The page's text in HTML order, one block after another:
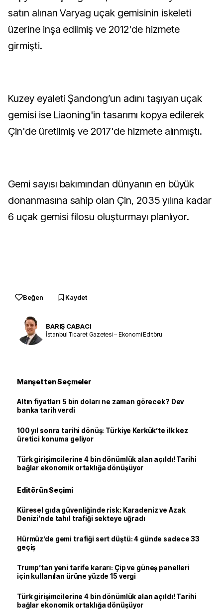
satın alınan Varyag uçak gemisinin iskeleti
üzerine inşa edilmiş ve 2012'de hizmete
girmişti.
Kuzey eyaleti Şandong’un adını taşıyan uçak
gemisi ise Liaoning'in tasarımı kopya edilerek
Çin'de üretilmiş ve 2017'de hizmete alınmıştı.
Gemi sayısı bakımından dünyanın en büyük
donanmasına sahip olan Çin, 2035 yılına kadar
6 uçak gemisi filosu oluşturmayı planlıyor.
Beğen Kaydet
BARIŞ CABACI
İstanbul Ticaret Gazetesi – Ekonomi Editörü
Manşetten Seçmeler
Altın fiyatları 5 bin doları ne zaman görecek? Dev
banka tarih verdi
100 yıl sonra tarihi dönüş: Türkiye Kerkük’te ilk kez
üretici konuma geliyor
Türk girişimcilerine 4 bin dönümlük alan açıldı! Tarihi
bağlar ekonomik ortaklığa dönüşüyor
Editörün Seçimi
Küresel gıda güvenliğinde risk: Karadeniz ve Azak
Denizi'nde tahıl trafiği sekteye uğradı
Hürmüz’de gemi trafiği sert düştü: 4 günde sadece 33
geçiş
Trump’tan yeni tarife kararı: Çip ve güneş panelleri
için kullanılan ürüne yüzde 15 vergi
Türk girişimcilerine 4 bin dönümlük alan açıldı! Tarihi
bağlar ekonomik ortaklığa dönüşüyor